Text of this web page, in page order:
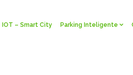
IOT – Smart City Parking Inteligente